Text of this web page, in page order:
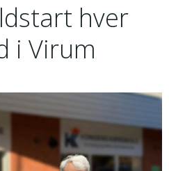
hver
i Virum